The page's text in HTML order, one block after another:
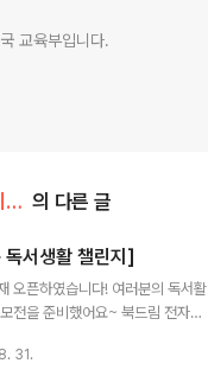
교육부입니다.
교육부 소식/공지사항 의 다른 글
서생활 챌린지]
오픈하였습니다! 여러분의 독서활
전을 준비했어요~ 북드림 전자도
바로가기 : https://url.kr/fQSPM
31.